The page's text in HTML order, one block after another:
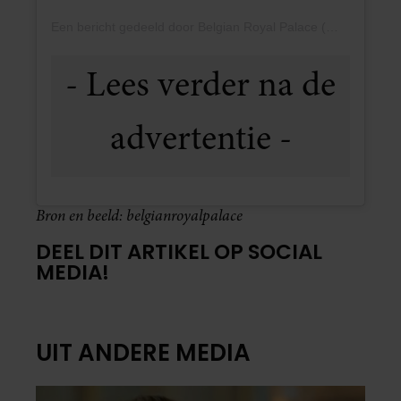
Bron en beeld: belgianroyalpalace
DEEL DIT ARTIKEL OP SOCIAL
MEDIA!
UIT ANDERE MEDIA